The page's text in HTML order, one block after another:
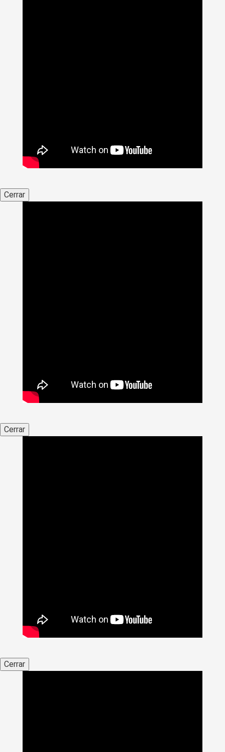
Cerrar
Cerrar
Cerrar